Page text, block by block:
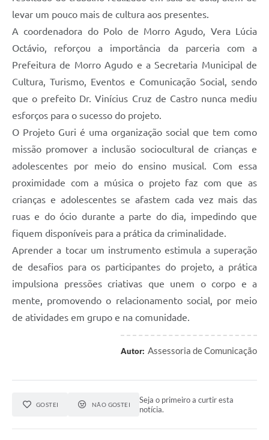
levar um pouco mais de cultura aos presentes.
A coordenadora do Polo de Morro Agudo, Vera Lúcia
Octávio, reforçou a importância da parceria com a
Prefeitura de Morro Agudo e a Secretaria Municipal de
Cultura, Turismo, Eventos e Comunicação Social, sendo
que o prefeito Dr. Vinícius Cruz de Castro nunca mediu
esforços para o sucesso do projeto.
O Projeto Guri é uma organização social que tem como
missão promover a inclusão sociocultural de crianças e
adolescentes por meio do ensino musical. Com essa
proximidade com a música o projeto faz com que as
crianças e adolescentes se afastem cada vez mais das
ruas e do ócio durante a parte do dia, impedindo que
fiquem disponíveis para a prática da criminalidade.
Aprender a tocar um instrumento estimula a superação
de desafios para os participantes do projeto, a prática
impulsiona pressões criativas que unem o corpo e a
mente, promovendo o relacionamento social, por meio
de atividades em grupo e na comunidade.
Autor: Assessoria de Comunicação
GOSTEI NÃO GOSTEI
Seja o primeiro a curtir esta
notícia.